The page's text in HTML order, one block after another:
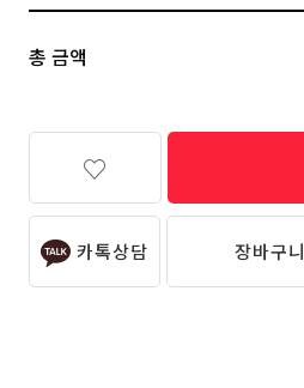
총 금액
카톡상담 장바구니